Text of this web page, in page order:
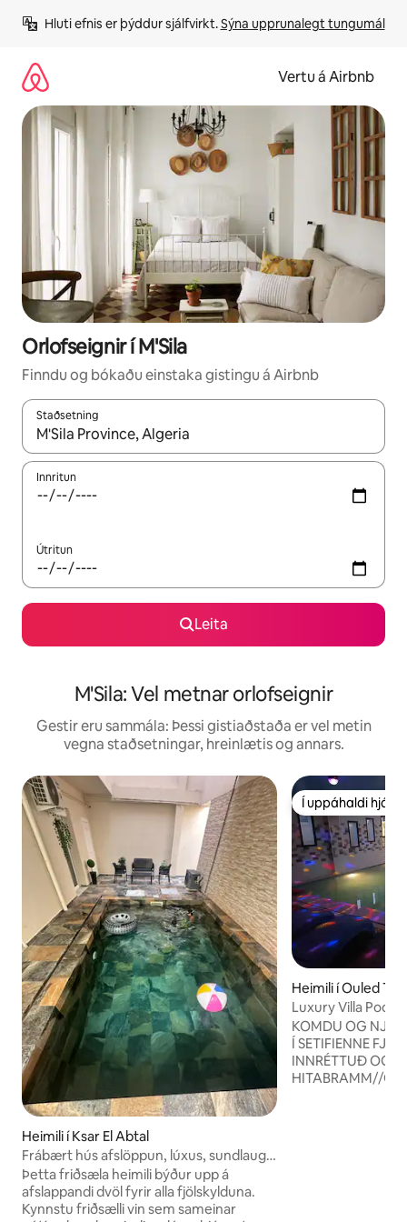
beint
Hluti efnis er þýddur sjálfvirkt. Sýna upprunalegt tungumál
Vertu á Airbnb
Orlofseignir í M'Sila
Finndu og bókaðu einstaka gistingu á Airbnb
Staðsetning
Þegar niðurstöður liggja fyrir skaltu nota upp og niður
Innritun
Útritun
Leita
M'Sila: Vel metnar orlofseignir
Gestir eru sammála: Þessi gistiaðstaða er vel metin
vegna staðsetningar, hreinlætis og annars.
Heimili í Ksar El Abtal
Frábært hús afslöppun, lúxus, sundlaug
og heilsulind
Þetta friðsæla heimili býður upp á
afslappandi dvöl fyrir alla fjölskylduna.
Kynnstu friðsælli vin sem sameinar
Í uppáhaldi hjá
Í uppáhaldi hjá
Heimili í Ouled
Luxury Villa Pool/
KOMDU OG
Í SETIFIENNE
INNRÉTTUÐ OG
HITABRAMM//